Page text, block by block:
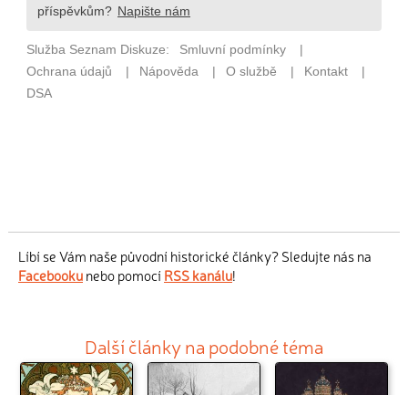
Líbí se Vám naše původní historické články? Sledujte nás na
Facebookunebo pomocí RSS kanálu!
Další články na podobné téma